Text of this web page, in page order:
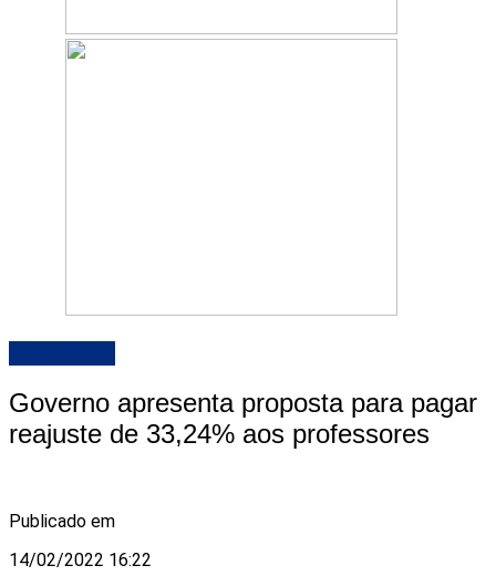
Governo apresenta proposta para pagar
reajuste de 33,24% aos professores
Publicado em
14/02/2022 16:22